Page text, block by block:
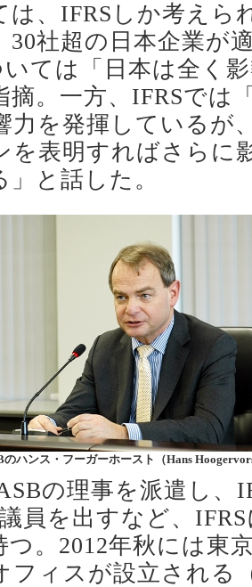
は、IFRSしか考えら
30社超の日本企業が
ては「日本は全く
摘。一方、IFRSでは
力を発揮しているが
を表明すればさらに
と話した。
のハンス・フーガーホースト（Hans
の理事を派遣し、
員を出すなど、
つ。2012年秋には東
フィスが設立される